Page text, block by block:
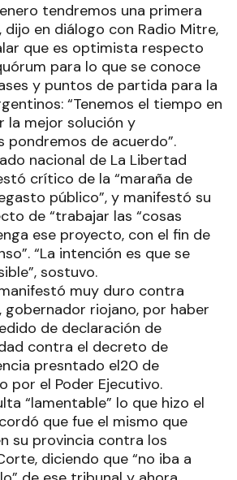
tendremos una primera
dijo en diálogo con Radio Mitre,
que es optimista respecto
para lo que se conoce
y puntos de partida para la
“Tenemos el tiempo en
la mejor solución y
pondremos de acuerdo”.
nacional de La Libertad
crítico de la “maraña de
público”, y manifestó su
de “trabajar las “cosas
ese proyecto, con el fin de
“La intención es que se
sostuvo.
muy duro contra
gobernador riojano, por haber
de declaración de
contra el decreto de
presntado el20 de
por el Poder Ejecutivo.
“lamentable” lo que hizo el
que fue el mismo que
su provincia contra los
diciendo que “no iba a